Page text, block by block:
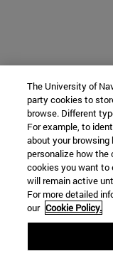
The University of
party cookies to
browse. Different
For example, to
about your
personalize how
cookies you want to
will remain active
For more detailed
our Cookie Policy.